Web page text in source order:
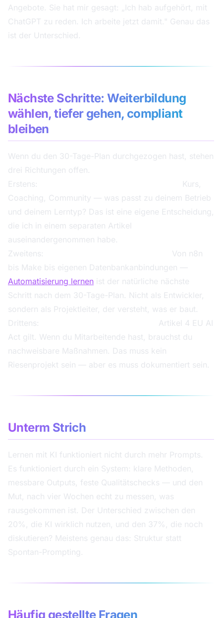
Angebote. Sie hat mir gesagt: „Ich hab aufgehört, mit
ChatGPT zu reden. Ich arbeite jetzt damit." Genau das
ist der Unterschied.
Nächste Schritte: Weiterbildung
wählen, tiefer gehen, compliant
bleiben
Wenn du den 30-Tage-Plan durchgezogen hast, stehen
drei Richtungen offen.
Erstens:
Kurs,
Coaching, Community — was passt zu deinem Betrieb
und deinem Lerntyp? Das ist eine eigene Entscheidung,
die ich in einem separaten Artikel
auseinandergenommen habe.
Zweitens:
Von n8n
bis Make bis eigenen Datenbankanbindungen —
Automatisierung lernen ist der natürliche nächste
Schritt nach dem 30-Tage-Plan. Nicht als Entwickler,
sondern als Projektleiter, der versteht, was er baut.
Drittens:
Artikel 4 EU AI
Act gilt. Wenn du Mitarbeitende hast, brauchst du
nachweisbare Maßnahmen. Das muss kein
Riesenprojekt sein — aber es muss dokumentiert sein.
Unterm Strich
Lernen mit KI funktioniert nicht durch mehr Prompts.
Es funktioniert durch ein System: klare Methoden,
messbare Outputs, feste Qualitätschecks — und den
Mut, nach vier Wochen echt zu messen, was
rausgekommen ist. Der Unterschied zwischen den
20%, die KI wirklich nutzen, und den 37%, die noch
diskutieren? Meistens genau das: Struktur statt
Spontan-Prompting.
Häufig gestellte Fragen